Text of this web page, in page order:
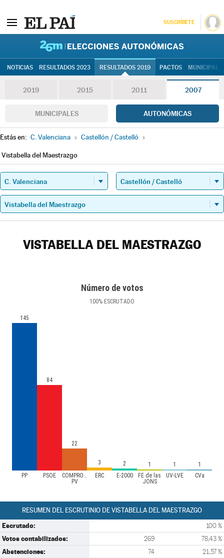
SUSCRÍBETE
NOTICIAS RESULTADOS 2023 RESULTADOS 2019 PACTOS
2019 2015 2011 2007
MUNICIPALES AUTONÓMICAS
Estás en: C. Valenciana » Castellón / Castelló »
Vistabella del Maestrazgo
VISTABELLA DEL MAESTRAZGO
Número de votos
100% ESCRUTADO
PP PSOE
COMPROMIS
PV
ERC E-2000
FE de las
JONS
UV-LVE CVa
145
84
22
3 2 1 1 1
RESUMEN DEL ESCRUTINIO DE VISTABELLA DEL MAESTRAZGO
Escrutado: 100 %
Votos contabilizados: 269 78,43 %
Abstenciones: 74 21,57 %